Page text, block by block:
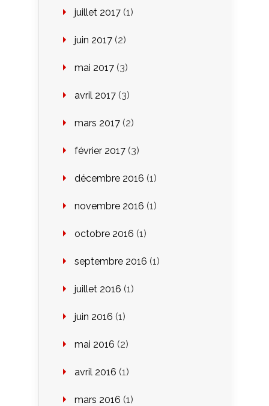
juillet 2017 (1)
juin 2017 (2)
mai 2017 (3)
avril 2017 (3)
mars 2017 (2)
février 2017 (3)
décembre 2016 (1)
novembre 2016 (1)
octobre 2016 (1)
septembre 2016 (1)
juillet 2016 (1)
juin 2016 (1)
mai 2016 (2)
avril 2016 (1)
mars 2016 (1)